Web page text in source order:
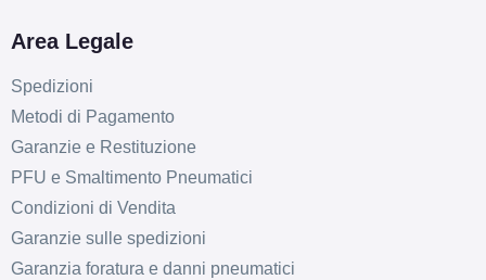
Area Legale
Spedizioni
Metodi di Pagamento
Garanzie e Restituzione
PFU e Smaltimento Pneumatici
Condizioni di Vendita
Garanzie sulle spedizioni
Garanzia foratura e danni pneumatici